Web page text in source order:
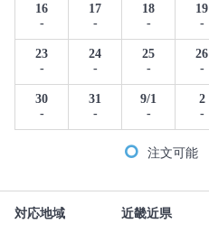
16
-
17
-
18
-
19
-
23
-
24
-
25
-
26
-
30
-
31
-
9/1
-
2
-
注文可能
対応地域 近畿近県